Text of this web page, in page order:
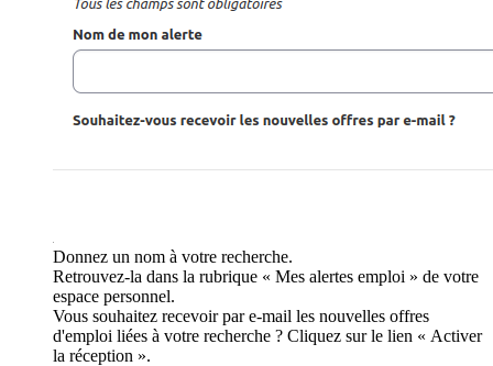
Donnez un nom à votre recherche.
Retrouvez-la dans la rubrique « Mes alertes emploi » de votre
espace personnel.
Vous souhaitez recevoir par e-mail les nouvelles offres
d'emploi liées à votre recherche ? Cliquez sur le lien « Activer
la réception ».